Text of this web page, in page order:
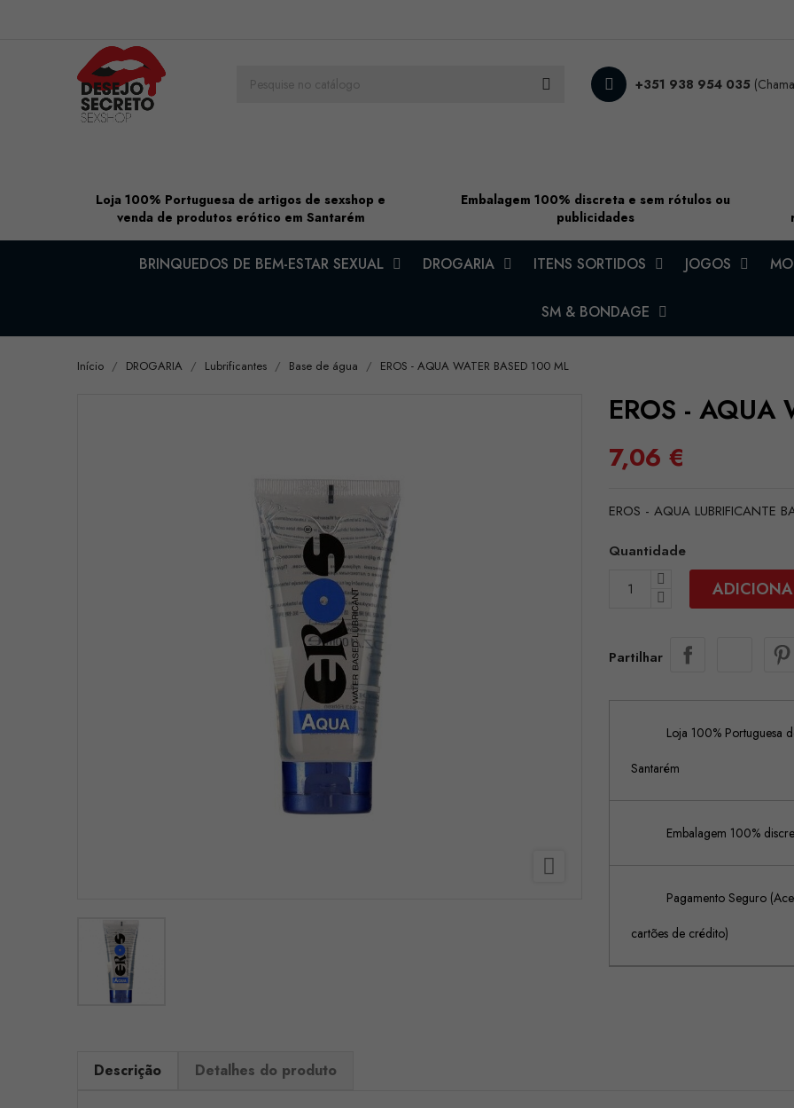
+351 938 954 035
Loja 100% Portuguesa de artigos de sexshop e
venda de produtos erótico em Santarém
Embalagem 100% discreta e sem rótulos ou
publicidades
BRINQUEDOS DE BEM-ESTAR SEXUAL DROGARIA ITENS SORTIDOS JOGOS
SM & BONDAGE
Início DROGARIA Lubrificantes Base de água EROS - AQUA WATER BASED 100 ML

EROS - AQUA
7,06 €
EROS - AQUA LUBRIFICANTE
Quantidade
Partilhar
Loja 100% Portuguesa
Santarém
Embalagem 100%
Pagamento Seguro
cartões de crédito)
Descrição Detalhes do produto